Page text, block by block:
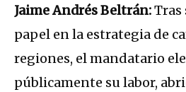
Jaime Andrés Beltrán:Tras
papel en la estrategia de
regiones, el mandatario
públicamente su labor,